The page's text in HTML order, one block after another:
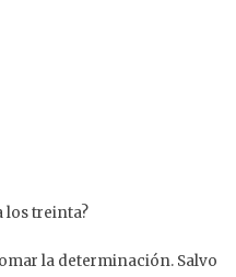
los treinta?
la determinación. Salvo